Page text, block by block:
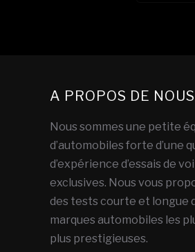
A PROPOS DE NOUS
Nous sommes une petite
d’automobiles forte d’une
d’expérience d’essais de
exclusives. Nous vous
des tests courte et longue
marques automobiles les
plus prestigieuses.